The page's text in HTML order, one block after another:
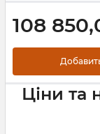
108
Ціни та